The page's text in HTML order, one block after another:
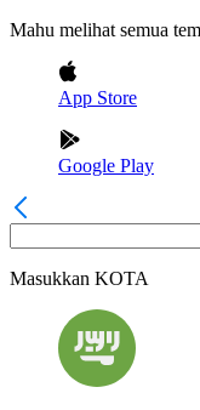
Mahu melihat semua
App Store
Google Play
Masukkan KOTA